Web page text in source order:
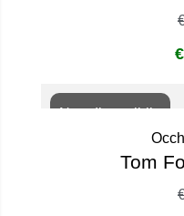
€
Non disponibile
Tom